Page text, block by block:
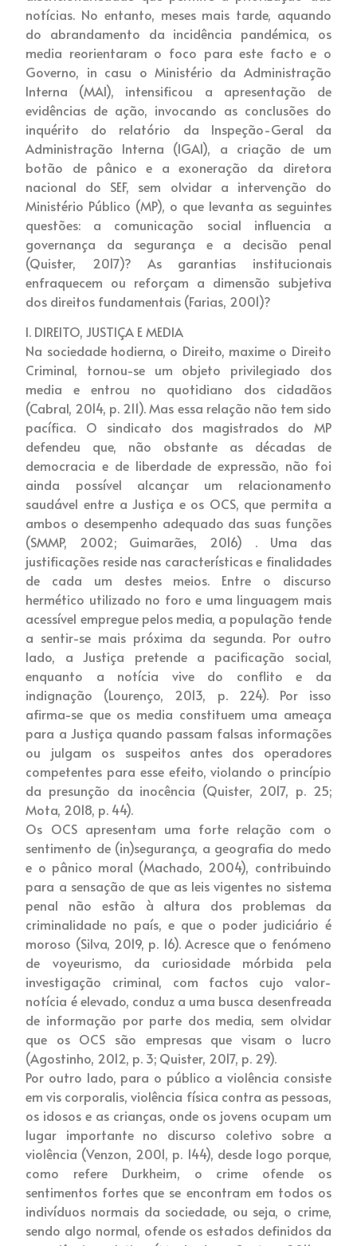
notícias. No entanto, meses mais tarde, aquando
do abrandamento da incidência pandémica, os
media reorientaram o foco para este facto e o
Governo, in casu o Ministério da Administração
Interna (MAI), intensificou a apresentação de
evidências de ação, invocando as conclusões do
inquérito do relatório da Inspeção-Geral da
Administração Interna (IGAI), a criação de um
botão de pânico e a exoneração da diretora
nacional do SEF, sem olvidar a intervenção do
Ministério Público (MP), o que levanta as seguintes
questões: a comunicação social influencia a
governança da segurança e a decisão penal
(Quister, 2017)? As garantias institucionais
enfraquecem ou reforçam a dimensão subjetiva
dos direitos fundamentais (Farias, 2001)?
I. DIREITO, JUSTIÇA E MEDIA
Na sociedade hodierna, o Direito, maxime o Direito
Criminal, tornou-se um objeto privilegiado dos
media e entrou no quotidiano dos cidadãos
(Cabral, 2014, p. 211). Mas essa relação não tem sido
pacífica. O sindicato dos magistrados do MP
defendeu que, não obstante as décadas de
democracia e de liberdade de expressão, não foi
ainda possível alcançar um relacionamento
saudável entre a Justiça e os OCS, que permita a
ambos o desempenho adequado das suas funções
(SMMP, 2002; Guimarães, 2016) . Uma das
justificações reside nas características e finalidades
de cada um destes meios. Entre o discurso
hermético utilizado no foro e uma linguagem mais
acessível empregue pelos media, a população tende
a sentir-se mais próxima da segunda. Por outro
lado, a Justiça pretende a pacificação social,
enquanto a notícia vive do conflito e da
indignação (Lourenço, 2013, p. 224). Por isso
afirma-se que os media constituem uma ameaça
para a Justiça quando passam falsas informações
ou julgam os suspeitos antes dos operadores
competentes para esse efeito, violando o princípio
da presunção da inocência (Quister, 2017, p. 25;
Mota, 2018, p. 44).
Os OCS apresentam uma forte relação com o
sentimento de (in)segurança, a geografia do medo
e o pânico moral (Machado, 2004), contribuindo
para a sensação de que as leis vigentes no sistema
penal não estão à altura dos problemas da
criminalidade no país, e que o poder judiciário é
moroso (Silva, 2019, p. 16). Acresce que o fenómeno
de voyeurismo, da curiosidade mórbida pela
investigação criminal, com factos cujo valor-
notícia é elevado, conduz a uma busca desenfreada
de informação por parte dos media, sem olvidar
que os OCS são empresas que visam o lucro
(Agostinho, 2012, p. 3; Quister, 2017, p. 29).
Por outro lado, para o público a violência consiste
em vis corporalis, violência física contra as pessoas,
os idosos e as crianças, onde os jovens ocupam um
lugar importante no discurso coletivo sobre a
violência (Venzon, 2001, p. 144), desde logo porque,
como refere Durkheim, o crime ofende os
sentimentos fortes que se encontram em todos os
indivíduos normais da sociedade, ou seja, o crime,
sendo algo normal, ofende os estados definidos da